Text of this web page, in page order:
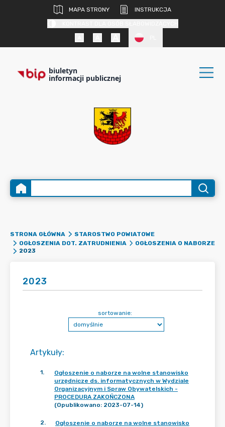
MAPA STRONY
INSTRUKCJA
biuletyn
informacji publicznej
STRONA GŁÓWNA
STAROSTWO POWIATOWE
OGŁOSZENIA DOT. ZATRUDNIENIA
OGŁOSZENIA O NABORZE
2023
2023
Artykuły:
sortowanie:
1.
Ogłoszenie o naborze na wolne stanowisko
urzędnicze ds. informatycznych w Wydziale
Organizacyjnym i Spraw Obywatelskich -
PROCEDURA ZAKOŃCZONA
(Opublikowano: 2023-07-14)
2.
Ogłoszenie o naborze na wolne stanowisko